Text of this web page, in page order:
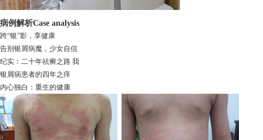
病例解析Case analysis
跨“银”影，享健康
告别银屑病魔，少女自信
纪实：二十年祛癣之路 我
银屑病患者的四年之痒
内心独白：重生的健康